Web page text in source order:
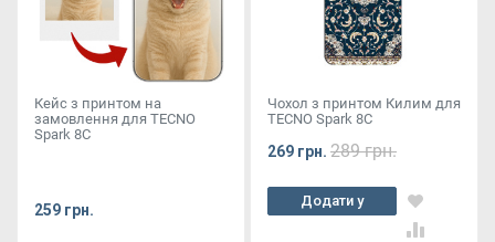
Кейс з принтом на
замовлення для TECNO
Spark 8C
259 грн.
Чохол з принтом Килим для
TECNO Spark 8C
269 грн. 289 грн.
Додати у
кошик